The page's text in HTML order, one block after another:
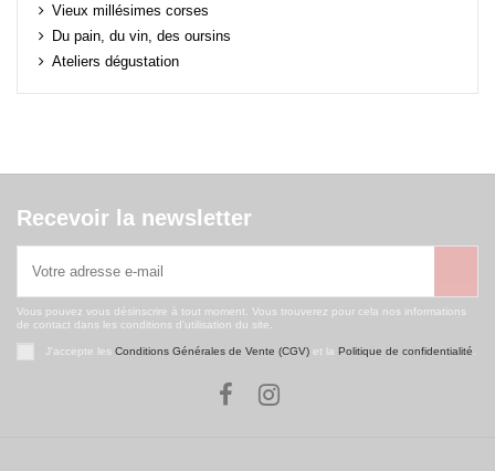
Vieux millésimes corses
Du pain, du vin, des oursins
Ateliers dégustation
Recevoir la newsletter
Vous pouvez vous désinscrire à tout moment. Vous trouverez pour cela nos informations
de contact dans les conditions d'utilisation du site.
J'accepte les Conditions Générales de Vente (CGV)et la Politique de confidentialité